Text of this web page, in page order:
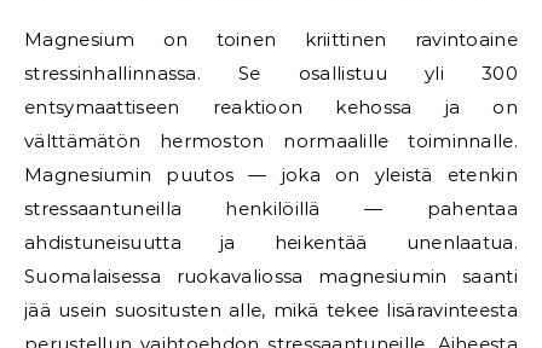
Magnesium on toinen kriittinen ravintoaine
stressinhallinnassa. Se osallistuu yli 300
entsymaattiseen reaktioon kehossa ja on
välttämätön hermoston normaalille toiminnalle.
Magnesiumin puutos — joka on yleistä etenkin
stressaantuneilla henkilöillä — pahentaa
ahdistuneisuutta ja heikentää unenlaatua.
Suomalaisessa ruokavaliossa magnesiumin saanti
jää usein suositusten alle, mikä tekee lisäravinteesta